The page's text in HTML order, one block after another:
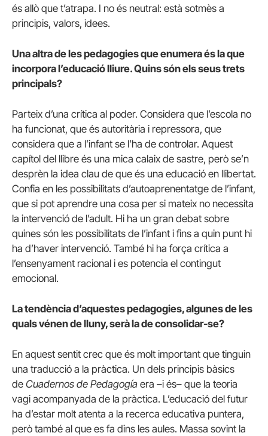
és allò que t’atrapa. I no és neutral: està sotmès a
principis, valors, idees.
Una altra de les pedagogies que enumera és la que
incorpora l’educació lliure. Quins són els seus trets
principals?
Parteix d’una crítica al poder. Considera que l’escola no
ha funcionat, que és autoritària i repressora, que
considera que a l’infant se l’ha de controlar. Aquest
capítol del llibre és una mica calaix de sastre, però se’n
desprèn la idea clau de que és una educació en llibertat.
Confia en les possibilitats d’autoaprenentatge de l’infant,
que si pot aprendre una cosa per si mateix no necessita
la intervenció de l’adult. Hi ha un gran debat sobre
quines són les possibilitats de l’infant i fins a quin punt hi
ha d’haver intervenció. També hi ha força crítica a
l’ensenyament racional i es potencia el contingut
emocional.
La tendència d’aquestes pedagogies, algunes de les
quals vénen de lluny, serà la de consolidar-se?
En aquest sentit crec que és molt important que tinguin
una traducció a la pràctica. Un dels principis bàsics
de Cuadernos de Pedagogía era –i és– que la teoria
vagi acompanyada de la pràctica. L’educació del futur
ha d’estar molt atenta a la recerca educativa puntera,
però també al que es fa dins les aules. Massa sovint la